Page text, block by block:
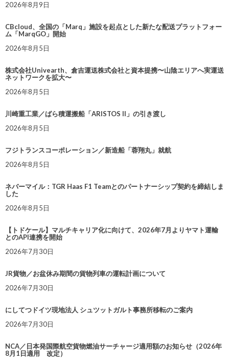
2026年8月9日
CBcloud、全国の「Marq」施設を起点とした新たな配送プラットフォー
ム「MarqGO」開始
2026年8月5日
株式会社Univearth、倉吉運送株式会社と資本提携〜山陰エリアへ実運送
ネットワークを拡大〜
2026年8月5日
川崎重工業／ばら積運搬船「ARISTOS II」の引き渡し
2026年8月5日
フジトランスコーポレーション／新造船「蓉翔丸」就航
2026年8月5日
ネバーマイル：TGR Haas F1 Teamとのパートナーシップ契約を締結しま
した
2026年8月5日
【トドケール】マルチキャリア化に向けて、2026年7月よりヤマト運輸
とのAPI連携を開始
2026年7月30日
JR貨物／お盆休み期間の貨物列車の運転計画について
2026年7月30日
にしてつドイツ現地法人 シュツットガルト事務所移転のご案内
2026年7月30日
NCA／日本発国際航空貨物燃油サーチャージ適用額のお知らせ（2026年
8月1日適用 改定）